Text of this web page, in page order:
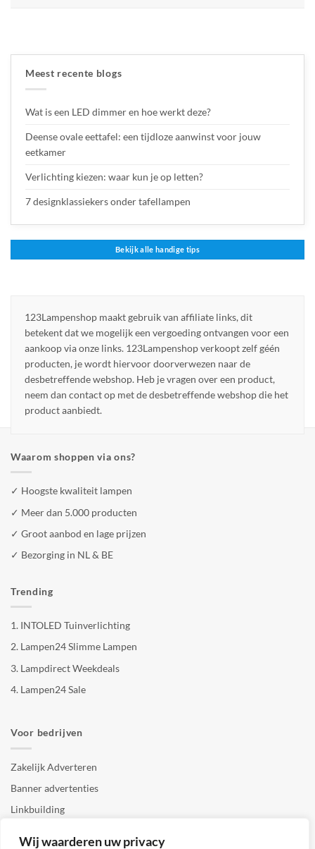
Wij waarderen uw privacy
Meest recente blogs
Wat is een LED dimmer en hoe werkt deze?
Deense ovale eettafel: een tijdloze aanwinst voor jouw
eetkamer
Verlichting kiezen: waar kun je op letten?
7 designklassiekers onder tafellampen
Bekijk alle handige tips
123Lampenshop maakt gebruik van affiliate links, dit
betekent dat we mogelijk een vergoeding ontvangen voor een
aankoop via onze links. 123Lampenshop verkoopt zelf géén
producten, je wordt hiervoor doorverwezen naar de
desbetreffende webshop. Heb je vragen over een product,
neem dan contact op met de desbetreffende webshop die het
product aanbiedt.
Waarom shoppen via ons?
✓ Hoogste kwaliteit lampen
✓ Meer dan 5.000 producten
✓ Groot aanbod en lage prijzen
✓ Bezorging in NL & BE
Trending
1. INTOLED Tuinverlichting
2. Lampen24 Slimme Lampen
3. Lampdirect Weekdeals
4. Lampen24 Sale
Voor bedrijven
Zakelijk Adverteren
Banner advertenties
Linkbuilding